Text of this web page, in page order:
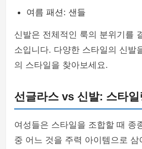
여름 패션: 샌들
신발은 전체적인 룩의 분위기를
소입니다. 다양한 스타일의 신발
의 스타일을 찾아보세요.
선글라스 vs 신발: 스타일
여성들은 스타일을 조합할 때 종
중 어느 것을 주력 아이템으로 삼